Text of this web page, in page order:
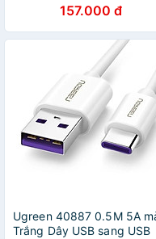
HÀNG CHÍNH HÃNG
157.000 đ
Ugreen 40887 0.5M 5A
Trắng Dây USB sang USB